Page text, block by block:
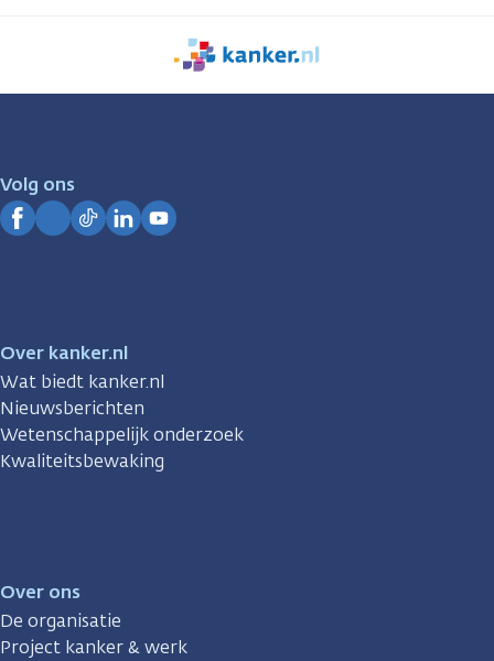
We
zijn
Volg ons
Over kanker.nl
Wat biedt kanker.nl
Nieuwsberichten
Wetenschappelijk onderzoek
Kwaliteitsbewaking
Over ons
De organisatie
Project kanker & werk